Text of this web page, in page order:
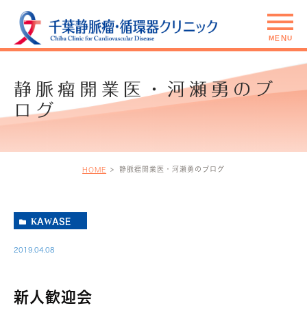
静脈瘤開業医・河瀬勇のブ
ログ
HOME 静脈瘤開業医・河瀬勇のブログ
KAWASE
2019.04.08
新人歓迎会